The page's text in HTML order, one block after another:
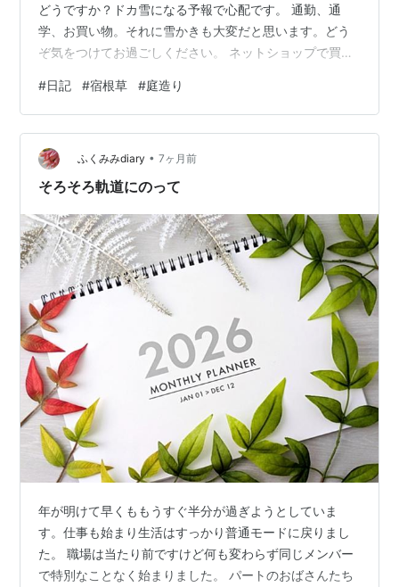
どうですか？ドカ雪になる予報で心配です。 通勤、通
学、お買い物。それに雪かきも大変だと思います。どう
ぞ気をつけてお過ごしください。 ネットショップで買っ
持って植え付け作業ができてラッキー。 洗濯を終えて、
いざ植え付け作業開始です。 段ボール箱を開けるときは
ドキドキでした。どれも元気そうな苗でうれしい。 冬な
ので葉を落としている苗もありましたが、根っこはすご
くしっかりと立派でした。 初めての植物ばかりで、我が
#日記 #宿根草 #庭造り
ふくみみdiary • 7ヶ月前
そろそろ軌道にのって
年が明けて早くももうすぐ半分が過ぎようとしていま
す。仕事も始まり生活はすっかり普通モードに戻りまし
た。 職場は当たり前ですけど何も変わらず同じメンバー
で特別なことなく始まりました。 パートのおばさんたち